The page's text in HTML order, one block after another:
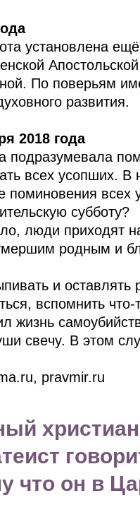
установлена
По поверьям
развития.
2018 года
подразумевала
всех усопших.
поминовения всех
субботу?
люди
родным и
и
вспомнить
жизнь
cвeчy. В этом
pravmir.ru
что он в